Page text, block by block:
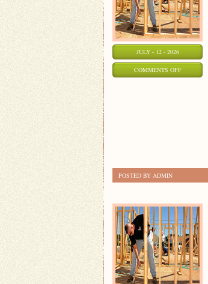
JULY - 12 - 2026
COMMENTS OFFON
POSTED BY ADMIN